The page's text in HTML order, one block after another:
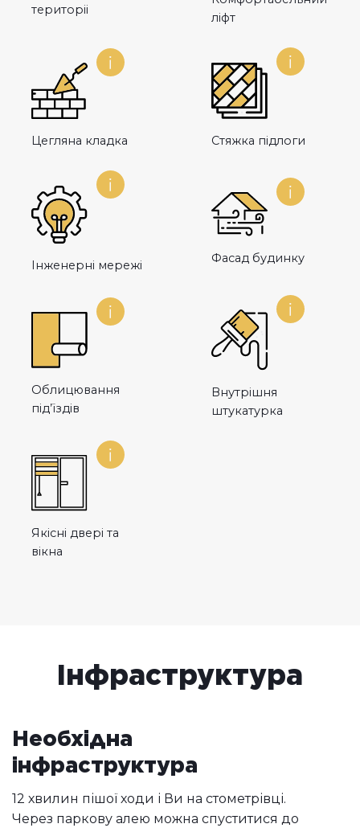
територіі
ліфт
Цегляна кладка Стяжка підлоги
Інженерні мережі Фасад будинку
Облицювання
під’їздів
Внутрішня
штукатурка
Якісні двері та
вікна
Інфраструктура
Необхідна
інфраструктура
12 хвилин пішої ходи і Ви на стометрівці.
Через паркову алею можна спуститися до